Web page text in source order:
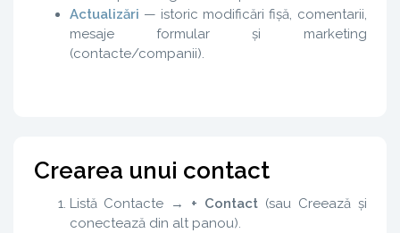
Actualizări — istoric modificări fișă, comentarii,
mesaje formular și marketing
(contacte/companii).
Crearea unui contact
Listă Contacte → + Contact(sau Creează și
conectează din alt panou).